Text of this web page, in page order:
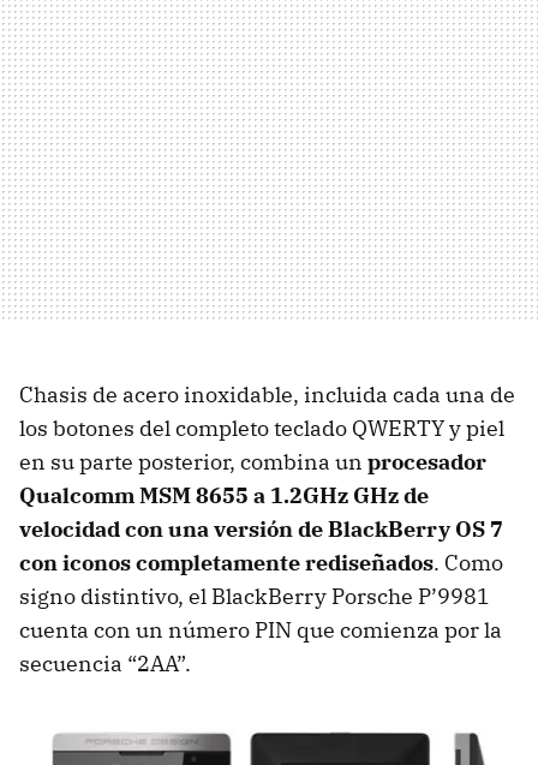
Chasis de acero inoxidable, incluida cada una de
los botones del completo teclado QWERTYy piel
en su parte posterior, combina un procesador
QualcommMSM8655 a 1.2GHz GHz de
velocidad con una versión de BlackBerry OS 7
con iconos completamente rediseñados. Como
signo distintivo, el BlackBerry Porsche P’9981
cuenta con un número PIN que comienza por la
secuencia “2AA”.